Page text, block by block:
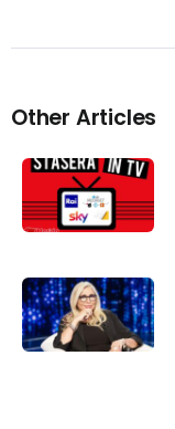
Other Articles